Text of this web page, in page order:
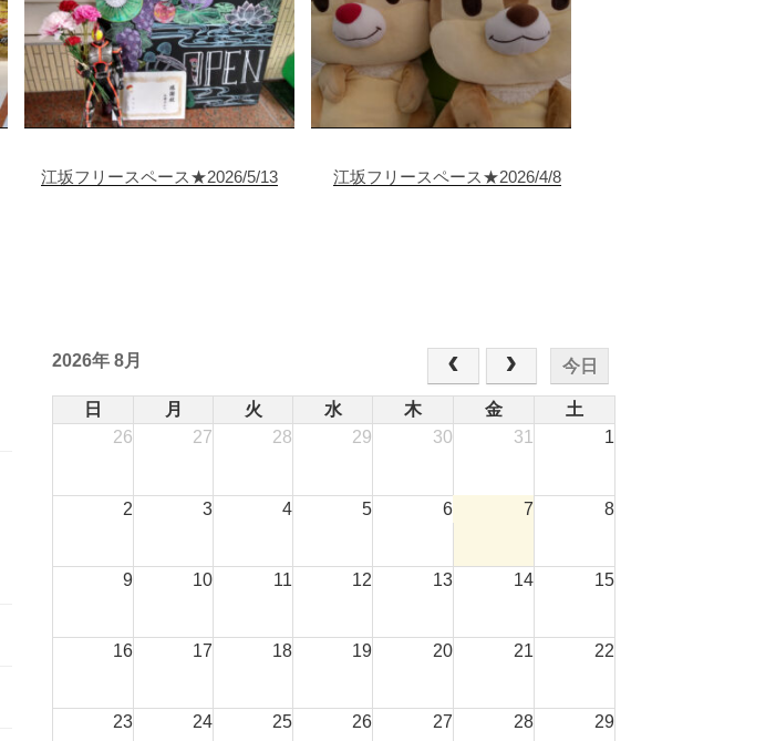
江坂フリースペース★2026/5/13 江坂フリースペース★2026/4/8
2026年 8月 今日
日 月 火 水 木 金
土
26
27 28 29 30 31 1
2 3 4 5 6 7 8
9 10 11 12 13 14 15
16 17 18 19 20 21 22
23 24 25 26 27 28 29